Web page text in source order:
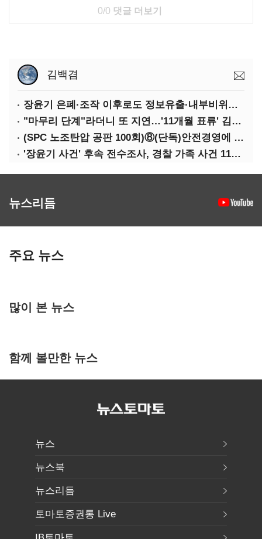
0/0 댓글 더보기
김백겸
장윤기 은폐·조작 이후로도 정보유출·내부비위…경찰 신뢰는 어디에
"마무리 단계"라더니 또 지연…'11개월 표류' 김병기 수사
(SPC 노조탄압 공판 100회)⑧(단독)안전경영에 '천억' 투자했다던 SPC…'산재' 다시 늘었다
'장윤기 사건' 후속 전수조사, 경찰 가족 사건 117건…"44건 이관"
뉴스리듬
주요 뉴스
많이 본 뉴스
함께 볼만한 뉴스
뉴스
뉴스북
뉴스리듬
토마토증권통 Live